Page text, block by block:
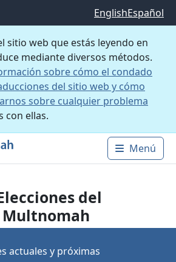
EnglishEspañol
sitio web que estás leyendo en
mediante diversos métodos.
sobre cómo el condado
del sitio web y cómo
sobre cualquier problema
con ellas.
Main
Menú
del
Multnomah
actuales y próximas